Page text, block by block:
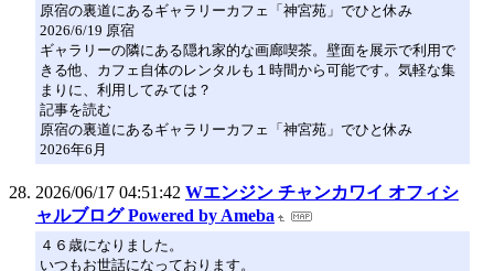
原宿の裏道にあるギャラリーカフェ「神宮苑」でひと休み
2026/6/19 原宿
ギャラリーの隣にある隠れ家的な画廊喫茶。壁面を展示で利用で
きる他、カフェ自体のレンタルも１時間から可能です。気軽な集
まりに、利用してみては？
記事を読む
原宿の裏道にあるギャラリーカフェ「神宮苑」でひと休み
2026年6月
2026/06/17 04:51:42 Wエンジン チャンカワイ オフィシ
ャルブログ Powered by Ameba
４６歳になりました。
いつもお世話になっております。